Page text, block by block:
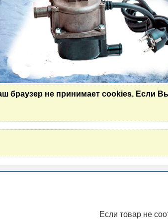
браузер не принимает cookies. Если
Если товар не